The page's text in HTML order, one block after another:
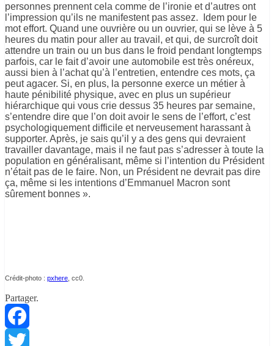
personnes prennent cela comme de l’ironie et d’autres ont
l’impression qu’ils ne manifestent pas assez. Idem pour le
mot effort. Quand une ouvrière ou un ouvrier, qui se lève à 5
heures du matin pour aller au travail, et qui, de surcroît doit
attendre un train ou un bus dans le froid pendant longtemps
parfois, car le fait d’avoir une automobile est très onéreux,
aussi bien à l’achat qu’à l’entretien, entendre ces mots, ça
peut agacer. Si, en plus, la personne exerce un métier à
haute pénibilité physique, avec en plus un supérieur
hiérarchique qui vous crie dessus 35 heures par semaine,
s’entendre dire que l’on doit avoir le sens de l’effort, c’est
psychologiquement difficile et nerveusement harassant à
supporter. Après, je sais qu’il y a des gens qui devraient
travailler davantage, mais il ne faut pas s’adresser à toute la
population en généralisant, même si l’intention du Président
n’était pas de le faire. Non, un Président ne devrait pas dire
ça, même si les intentions d’Emmanuel Macron sont
sûrement bonnes ».
Crédit-photo : pxhere , cc0.
Partager.
Facebook